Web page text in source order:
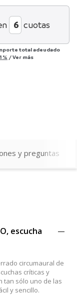
cuotas
total adeudado
% /Ver más
y preguntas
escucha
circumaural de
críticas y
tan sólo uno de las
y sencillo.